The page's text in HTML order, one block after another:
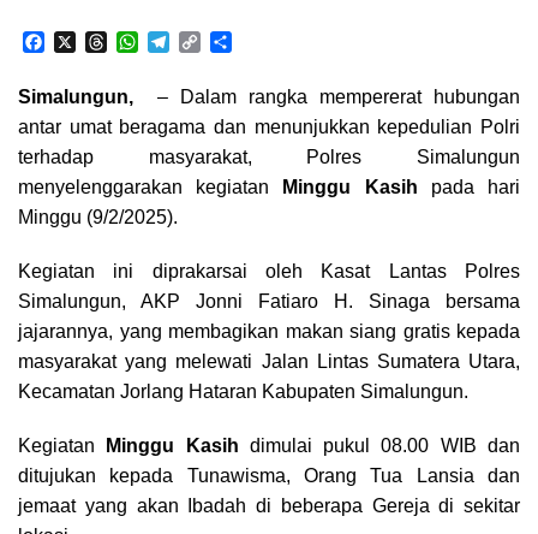
e
b
o
k
e
a
W
s
A
p
g
r
m
C
p
y
L
i
k
r
e
Simalungun,
– Dalam rangka mempererat hubungan
antar umat beragama dan menunjukkan kepedulian Polri
terhadap masyarakat, Polres Simalungun
menyelenggarakan kegiatan
Minggu Kasih pada hari
Minggu (9/2/2025).
Kegiatan ini diprakarsai oleh Kasat Lantas Polres
Simalungun, AKP Jonni Fatiaro H. Sinaga bersama
jajarannya, yang membagikan makan siang gratis kepada
masyarakat yang melewati Jalan Lintas Sumatera Utara,
Kecamatan Jorlang Hataran Kabupaten Simalungun.
Kegiatan Minggu Kasih dimulai pukul 08.00 WIB dan
ditujukan kepada Tunawisma, Orang Tua Lansia dan
jemaat yang akan Ibadah di beberapa Gereja di sekitar